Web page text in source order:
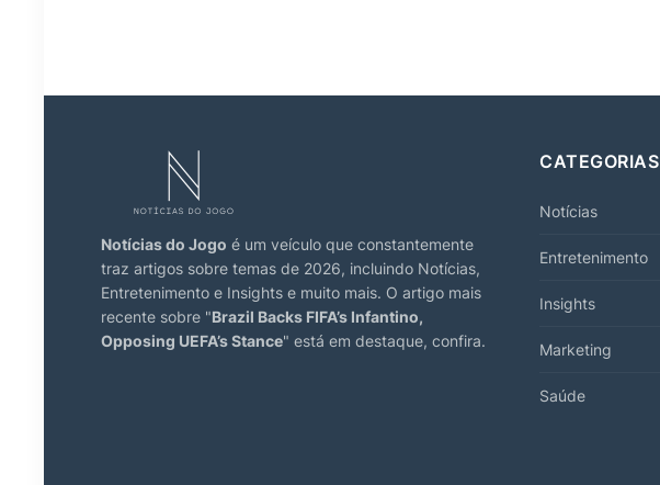
Notícias do Jogo é um veículo que constantemente
traz artigos sobre temas de 2026, incluindo Notícias,
Entretenimento e Insights e muito mais. O artigo mais
recente sobre "Brazil Backs FIFA’s Infantino,
Opposing UEFA’s Stance" está em destaque, confira.
CATEGORIAS
Notícias
Entretenimento
Insights
Marketing
Saúde